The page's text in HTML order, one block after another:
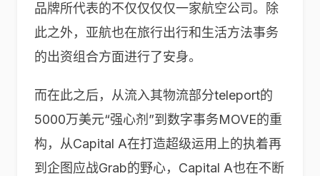
品牌所代表的不仅仅仅仅一家航空公司。除
此之外，亚航也在旅行出行和生活方法事务
的出资组合方面进行了安身。
而在此之后，从流入其物流部分teleport的
5000万美元“强心剂”到数字事务MOVE的重
构，从Capital A在打造超级运用上的执着再
到企图应战Grab的野心，Capital A也在不断